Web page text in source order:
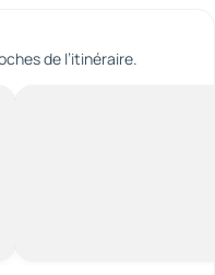
de l’itinéraire.